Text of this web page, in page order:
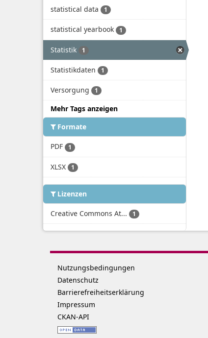
statistical data 1
statistical yearbook 1
Statistik 1
Statistikdaten 1
Versorgung 1
Mehr Tags anzeigen
Formate
PDF 1
XLSX 1
Lizenzen
Creative Commons At... 1
Nutzungsbedingungen
Datenschutz
Barrierefreiheitserklärung
Impressum
CKAN-API